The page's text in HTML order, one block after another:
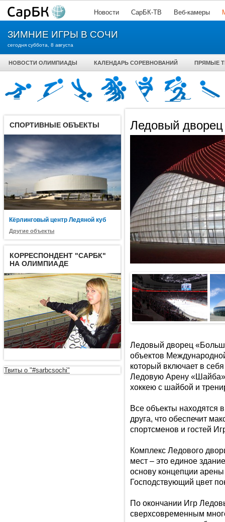
Новости СарБК-ТВ Веб-камеры
ЗИМНИЕ ИГРЫ В СОЧИ
сегодня суббота, 8 августа
НОВОСТИ ОЛИМПИАДЫ КАЛЕНДАРЬ СОРЕВНОВАНИЙ ПРЯМЫЕ
Ледовый
Ледовый дворец
объектов
который включает в
Ледовую Арену
хоккею с шайбой и
Все объекты находятся
друга, что обеспечит
спортсменов и гостей
Комплекс Ледового
мест – это единое
основу концепции
Господствующий цвет
По окончании Игр
сверхсовременным
СПОРТИВНЫЕ ОБЪЕКТЫ
Кёрлинговый центр Ледяной куб
Другие объекты
КОРРЕСПОНДЕНТ "САРБК"
НА ОЛИМПИАДЕ
Твиты о "#sarbcsochi"